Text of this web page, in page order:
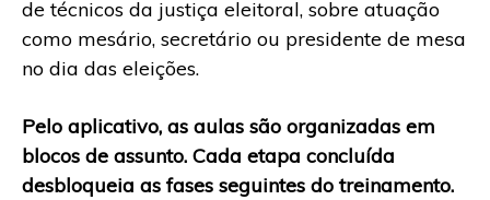
de técnicos da justiça eleitoral, sobre atuação
como mesário, secretário ou presidente de mesa
no dia das eleições.
Pelo aplicativo, as aulas são organizadas em
blocos de assunto. Cada etapa concluída
desbloqueia as fases seguintes do treinamento.